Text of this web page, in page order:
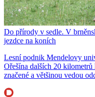
Do přírody v sedle. V
jezdce na koních
Lesní podnik Mendelovy
Ořešína dalších 20 kilometrů
značené a většinou vedou